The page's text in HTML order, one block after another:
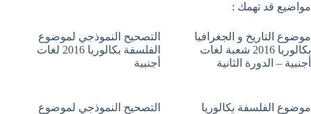
مواضيع قد تهمك :
موضوع التاريخ و الجغرافيا
بكالوريا 2016 شعبة لغات
أجنبية – الدورة الثانية
التصحيح النموذجي لموضوع
الفلسفة بكالوريا 2016 لغات
أجنبية
موضوع الفلسفة بكالوريا
التصحيح النموذجي لموضوع